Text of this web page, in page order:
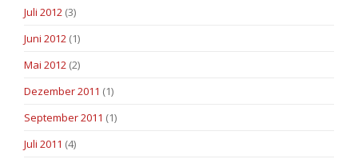
Juli 2012 (3)
Juni 2012 (1)
Mai 2012 (2)
Dezember 2011 (1)
September 2011 (1)
Juli 2011 (4)